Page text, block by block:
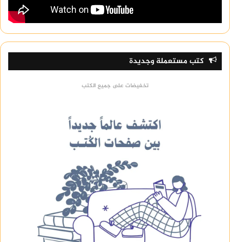
كتب مستعملة وجديدة
تخفيضات على جميع الكتب